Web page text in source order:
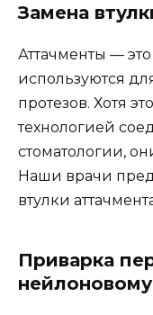
Замена
Аттачменты —
используются
протезов. Хотя
технологией
стоматологии,
Наши врачи
втулки
Приварка